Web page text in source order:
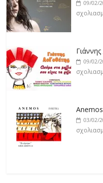
09/02/
09/02/
Anemos
03/02/